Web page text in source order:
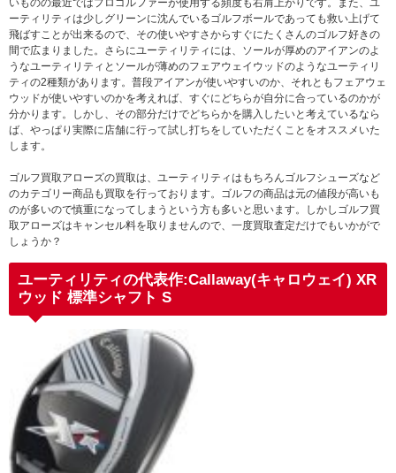
いものの最近ではプロゴルファーが使用する頻度も右肩上がりです。また、ユ
ーティリティは少しグリーンに沈んでいるゴルフボールであっても救い上げて
飛ばすことが出来るので、その使いやすさからすぐにたくさんのゴルフ好きの
間で広まりました。さらにユーティリティには、ソールが厚めのアイアンのよ
うなユーティリティとソールが薄めのフェアウェイウッドのようなユーティリ
ティの2種類があります。普段アイアンが使いやすいのか、それともフェアウェ
ウッドが使いやすいのかを考えれば、すぐにどちらが自分に合っているのかが
分かります。しかし、その部分だけでどちらかを購入したいと考えているなら
ば、やっぱり実際に店舗に行って試し打ちをしていただくことをオススメいた
します。
ゴルフ買取アローズの買取は、ユーティリティはもちろんゴルフシューズなど
のカテゴリー商品も買取を行っております。ゴルフの商品は元の値段が高いも
のが多いので慎重になってしまうという方も多いと思います。しかしゴルフ買
取アローズはキャンセル料を取りませんので、一度買取査定だけでもいかがで
しょうか？
ユーティリティの代表作:Callaway(キャロウェイ) XR
ウッド 標準シャフト S